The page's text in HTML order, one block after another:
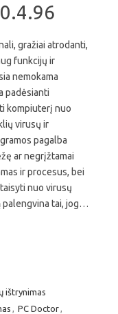
gražiai atrodanti,
funkcijų ir
nemokama
padėsianti
kompiuterį nuo
virusų ir
pagalba
ar negrįžtamai
ir procesus, bei
nuo virusų
palengvina tai, jog…
ištrynimas
PC Doctor